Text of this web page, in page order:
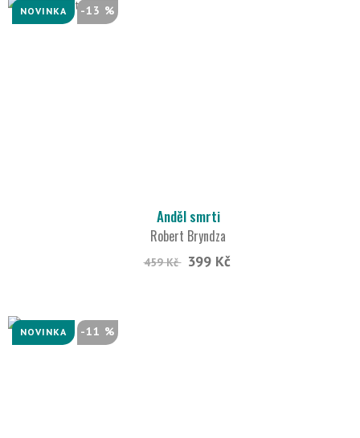
NOVINKA -13 %
Anděl smrti
Robert Bryndza
459 Kč 399 Kč
NOVINKA -11 %